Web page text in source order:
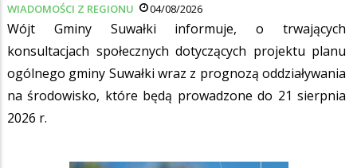
WIADOMOŚCI Z REGIONU 04/08/2026
Wójt Gminy Suwałki informuje, o trwających
konsultacjach społecznych dotyczących projektu planu
ogólnego gminy Suwałki wraz z prognozą oddziaływania
na środowisko, które będą prowadzone do 21 sierpnia
2026 r.